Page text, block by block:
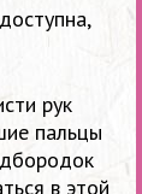
рук
пальцы
в этой